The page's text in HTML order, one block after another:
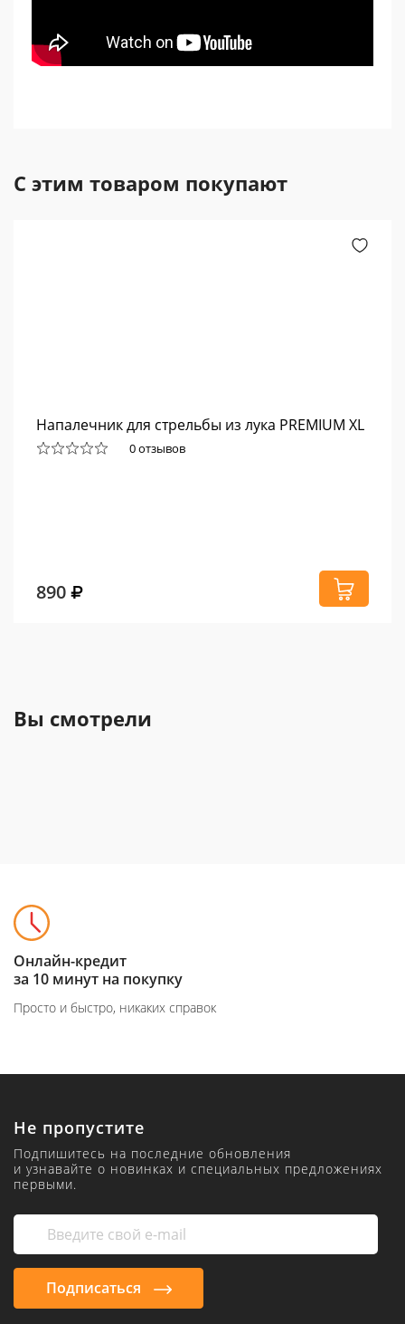
С этим товаром покупают
Напалечник для стрельбы из лука PREMIUM XL
0 отзывов
890
Вы смотрели
Онлайн-кредит
за 10 минут на покупку
Просто и быстро, никаких справок
Не пропустите
Подпишитесь на последние обновления
и узнавайте о новинках и специальных предложениях
первыми.
Подписаться